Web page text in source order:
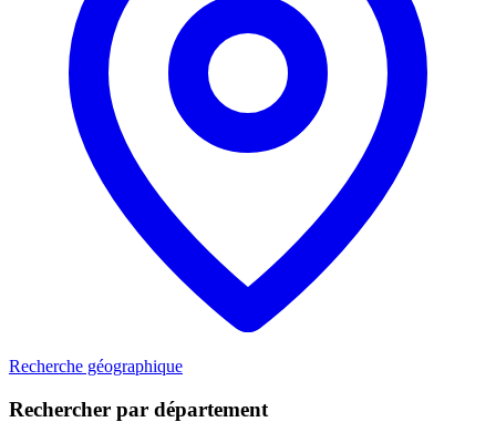
Recherche géographique
Rechercher par département